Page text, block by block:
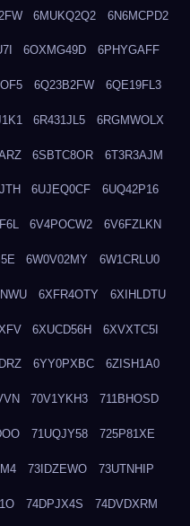
6MUKQ2Q2 6N6MCPD2
6OXMG49D 6PHYGAFF
6Q23B2FW 6QE19FL3
6R431JL5 6RGMWOLX
6SBTC8OR 6T3R3AJM
6UJEQ0CF 6UQ42P16
6V4POCW2 6V6FZLKN
6W0V02MY 6W1CRLU0
6XFR4OTY 6XIHLDTU
6XUCD56H 6XVXTC5I
6YY0PXBC 6ZISH1A0
70V1YKH3 711BHOSD
71UQJY58 725P81XE
73IDZEWO 73UTNHIP
74DPJX4S 74DVDXRM